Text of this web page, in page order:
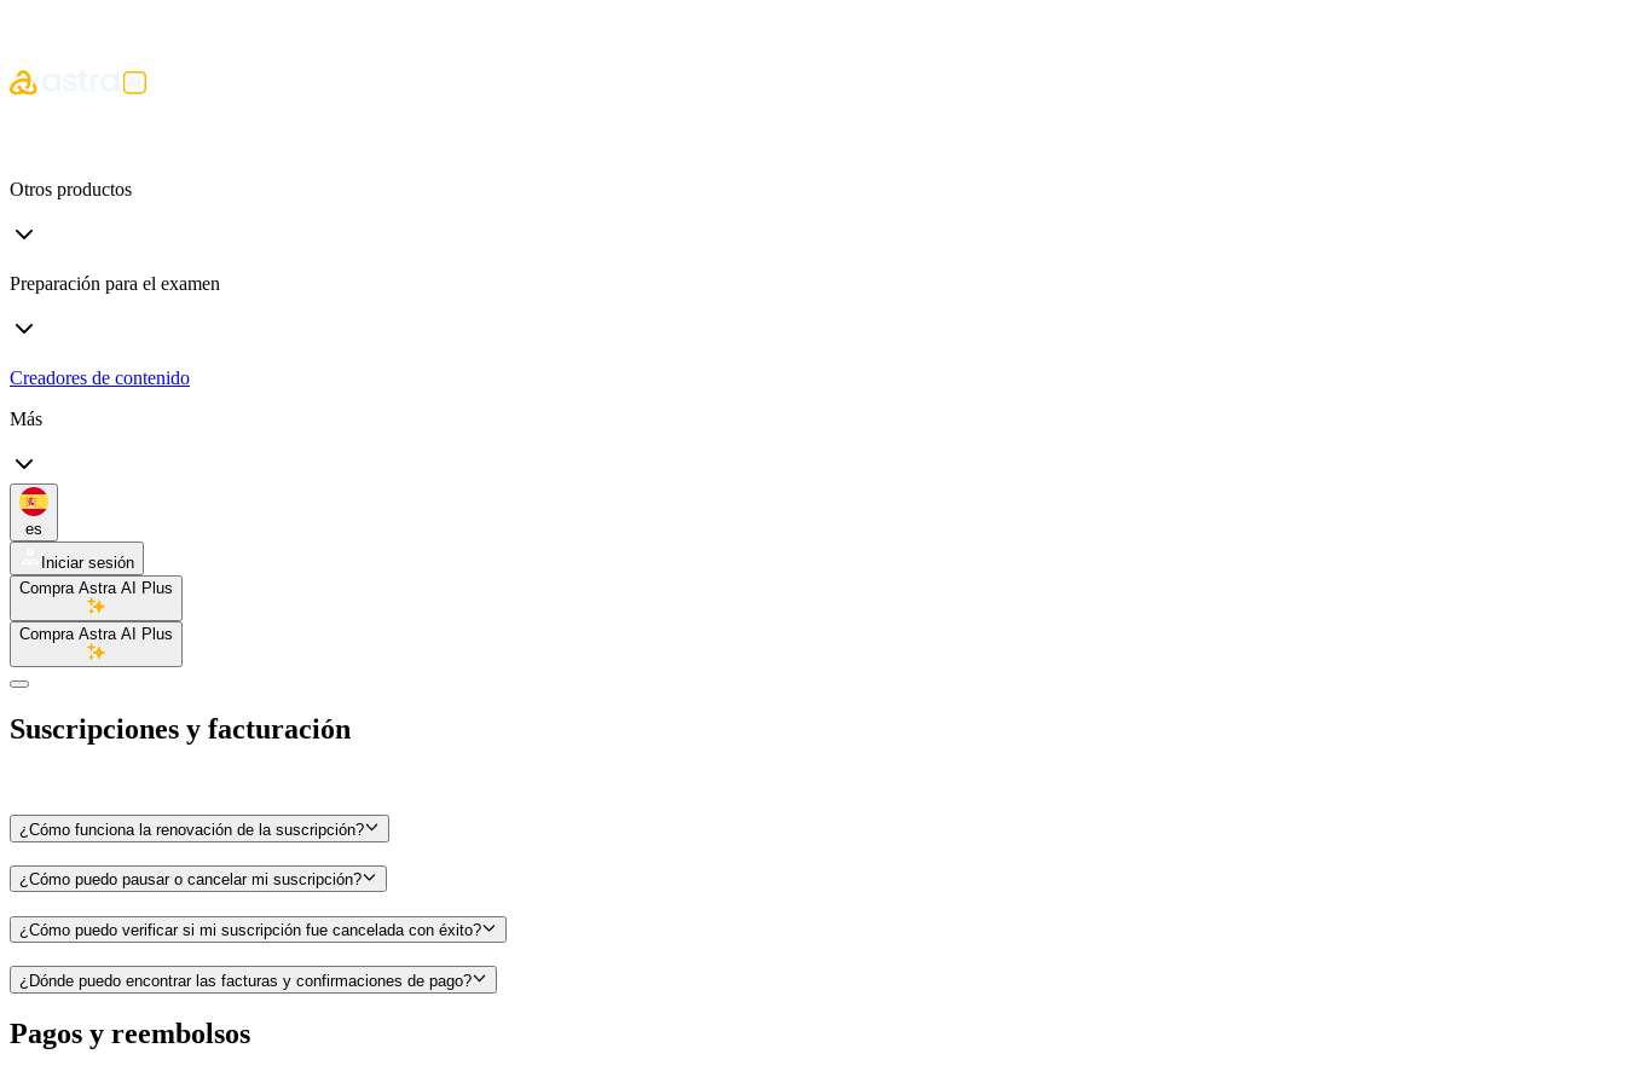
Otros productos
Preparación para el examen
Creadores de contenido
Más
es
Iniciar sesión
Compra Astra AI Plus
Compra Astra AI Plus
Suscripciones y facturación
¿Cómo funciona la renovación de la suscripción?
¿Cómo puedo pausar o cancelar mi suscripción?
¿Cómo puedo verificar si mi suscripción fue cancelada con éxito?
¿Dónde puedo encontrar las facturas y confirmaciones de pago?
Pagos y reembolsos